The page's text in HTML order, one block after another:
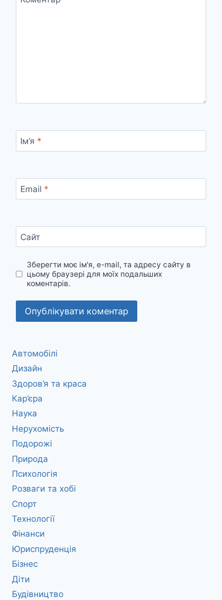
Ім’я *
Email *
Сайт
Зберегти моє ім'я, e-mail, та адресу сайту в
цьому браузері для моїх подальших
коментарів.
Автомобілі
Дизайн
Здоров’я та краса
Кар’єра
Наука
Нерухомість
Подорожі
Природа
Психологія
Розваги та хобі
Спорт
Технології
Фінанси
Юриспруденція
Бізнес
Діти
Будівництво